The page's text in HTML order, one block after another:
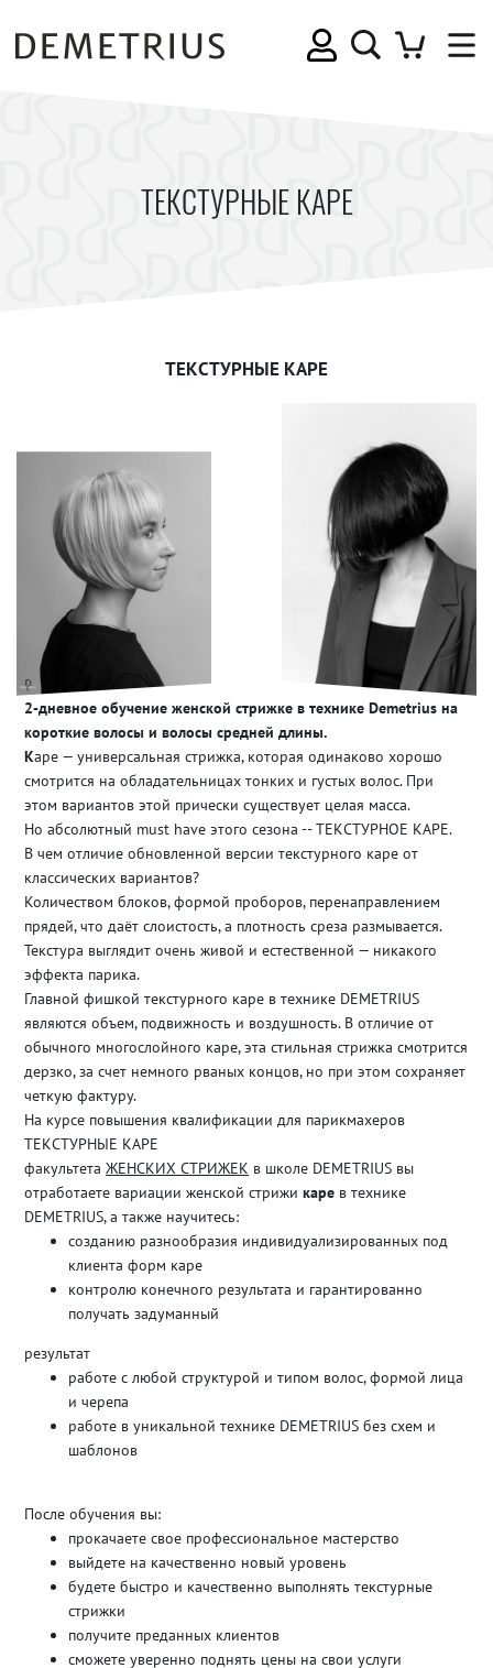
ТЕКСТУРНЫЕ КАРЕ
ТЕКСТУРНЫЕ КАРЕ
2-дневное обучение женской стрижке в технике Demetrius на
короткие волосы и волосы средней длины.
Каре — универсальная стрижка, которая одинаково хорошо
смотрится на обладательницах тонких и густых волос. При
этом вариантов этой прически существует целая масса.
Но абсолютный must have этого сезона -- ТЕКСТУРНОЕ КАРЕ.
В чем отличие обновленной версии текстурного каре от
классических вариантов?
Количеством блоков, формой проборов, перенаправлением
прядей, что даёт слоистость, а плотность среза размывается.
Текстура выглядит очень живой и естественной — никакого
эффекта парика.
Главной фишкой текстурного каре в технике DEMETRIUS
являются объем, подвижность и воздушность. В отличие от
обычного многослойного каре, эта стильная стрижка смотрится
дерзко, за счет немного рваных концов, но при этом сохраняет
четкую фактуру.
На курсе повышения квалификации для парикмахеров
ТЕКСТУРНЫЕ КАРЕ
факультета ЖЕНСКИХ СТРИЖЕК в школе DEMETRIUS вы
отработаете вариации женской стрижи каре в технике
DEMETRIUS, а также научитесь:
созданию разнообразия индивидуализированных под
клиента форм каре
контролю конечного результата и гарантированно
получать задуманный
результат
работе с любой структурой и типом волос, формой лица
и черепа
работе в уникальной технике DEMETRIUS без схем и
шаблонов
После обучения вы:
прокачаете свое профессиональное мастерство
выйдете на качественно новый уровень
будете быстро и качественно выполнять текстурные
стрижки
получите преданных клиентов
сможете уверенно поднять цены на свои услуги